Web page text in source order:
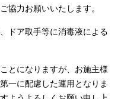
協力お願いいたします。
ドア取手等に消毒液による
とになりますが、お施主様
一に配慮した運用となりま